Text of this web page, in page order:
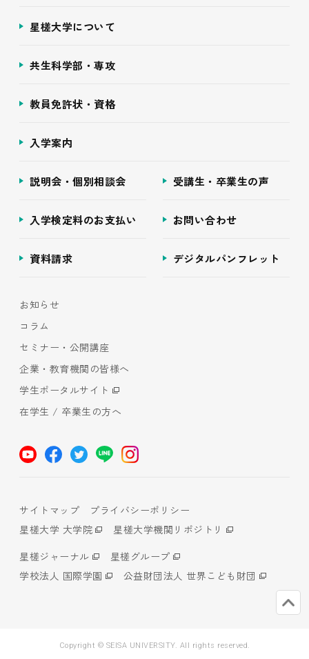
星槎大学について
共生科学部・専攻
教員免許状・資格
入学案内
説明会・個別相談会 受講生・卒業生の声
入学検定料のお支払い お問い合わせ
資料請求 デジタルパンフレット
お知らせ
コラム
セミナー・公開講座
企業・教育機関の皆様へ
学生ポータルサイト
在学生 / 卒業生の方へ
サイトマップ
プライバシーポリシー
星槎大学 大学院
星槎大学機関リポジトリ
星槎ジャーナル
星槎グループ
学校法人 国際学園
公益財団法人 世界こども財団
Copyright © SEISA UNIVERSITY. All rights reserved.